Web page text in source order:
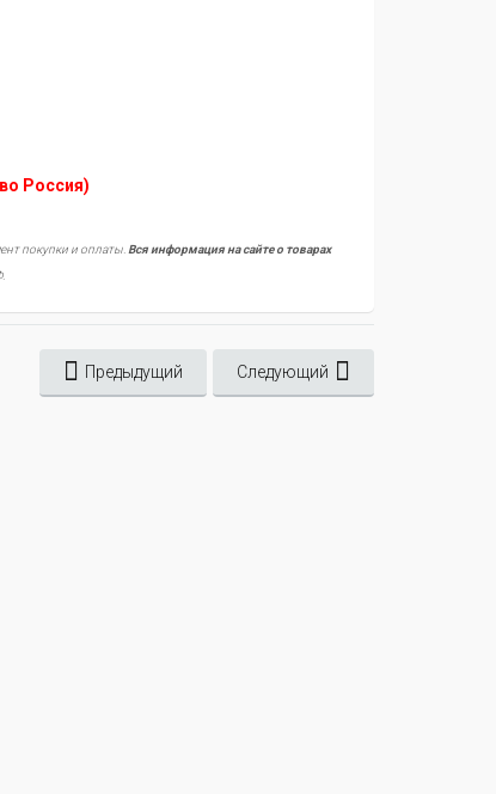
Россия)
покупки и оплаты. Вся информация на сайте о товарах
Предыдущий Следующий